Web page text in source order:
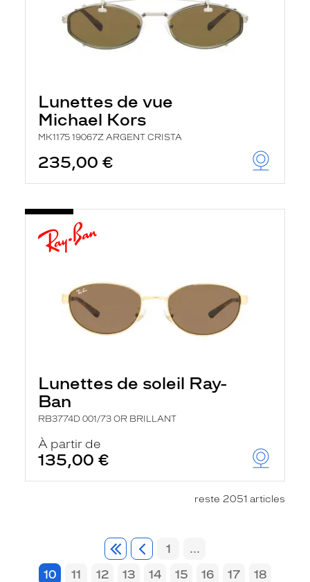
Lunettes de vue
Michael Kors
MK1175 19067Z ARGENT CRISTA
235,00 €
Lunettes de soleil Ray-
Ban
RB3774D 001/73 OR BRILLANT
À partir de
135,00 €
reste 2051 articles
1
...
10
11 12 13 14 15 16 17
18